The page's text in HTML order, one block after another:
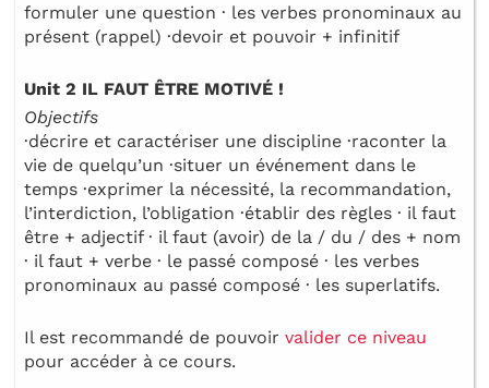
formuler une question · les verbes pronominaux au
présent (rappel) ·devoir et pouvoir + infinitif
Unit 2 IL FAUT ÊTRE MOTIVÉ !
Objectifs
·décrire et caractériser une discipline ·raconter la
vie de quelqu’un ·situer un événement dans le
temps ·exprimer la nécessité, la recommandation,
l’interdiction, l’obligation ·établir des règles · il faut
être + adjectif · il faut (avoir) de la / du / des + nom
· il faut + verbe · le passé composé · les verbes
pronominaux au passé composé · les superlatifs.
Il est recommandé de pouvoir valider ce niveau
pour accéder à ce cours.